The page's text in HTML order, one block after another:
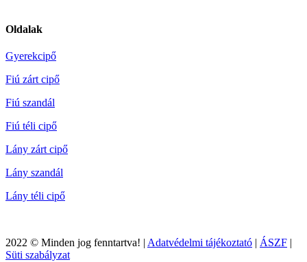
Oldalak
Gyerekcipő
Fiú zárt cipő
Fiú szandál
Fiú téli cipő
Lány zárt cipő
Lány szandál
Lány téli cipő
2022 © Minden jog fenntartva! | Adatvédelmi tájékoztató | ÁSZF |
Süti szabályzat